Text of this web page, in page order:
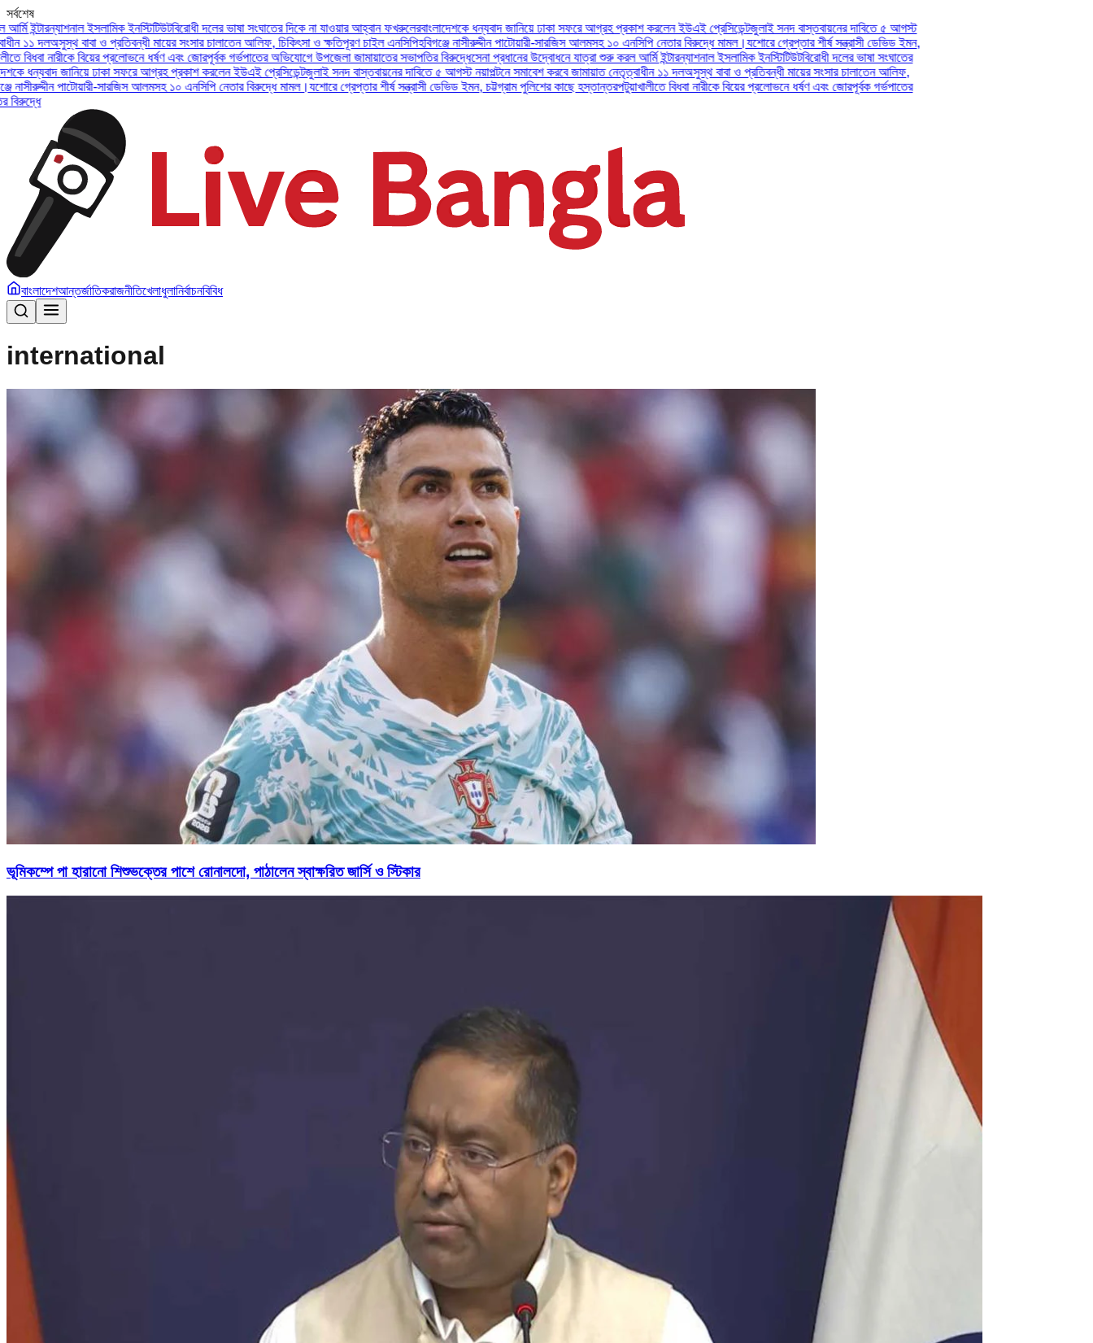
সর্বশেষ
ভাষা সংঘাতের দিকে না যাওয়ার আহ্বান ফখরুলেরবাংলাদেশকে ধন্যবাদ জানিয়ে ঢাকা সফরে আগ্রহ প্রকাশ করলেন ইউএই প্রেসিডেন্টজুলাই সনদ বাস্তবায়নের দাবিতে ৫ আগস্ট
আলিফ, চিকিৎসা ও ক্ষতিপূরণ চাইল এনসিপিহবিগঞ্জে নাসীরুদ্দীন পাটোয়ারী-সারজিস আলমসহ ১০ এনসিপি নেতার বিরুদ্ধে মামল।যশোরে গ্রেপ্তার শীর্ষ সন্ত্রাসী ডেভিড ইমন,
গর্ভপাতের অভিযোগে উপজেলা জামায়াতের সভাপতির বিরুদ্ধেসেনা প্রধানের উদ্বোধনে যাত্রা শুরু করল আর্মি ইন্টারন্যাশনাল ইসলামিক ইনস্টিটিউটবিরোধী দলের ভাষা সংঘাতের
ইউএই প্রেসিডেন্টজুলাই সনদ বাস্তবায়নের দাবিতে ৫ আগস্ট নয়াপল্টনে সমাবেশ করবে জামায়াত নেতৃত্বাধীন ১১ দলঅসুস্থ বাবা ও প্রতিবন্ধী মায়ের সংসার চালাতেন আলিফ,
বিরুদ্ধে মামল।যশোরে গ্রেপ্তার শীর্ষ সন্ত্রাসী ডেভিড ইমন, চট্টগ্রাম পুলিশের কাছে হস্তান্তরপটুয়াখালীতে বিধবা নারীকে বিয়ের প্রলোভনে ধর্ষণ এবং জোরপূর্বক গর্ভপাতের
বাংলাদেশআন্তর্জাতিকরাজনীতিখেলাধুলানির্বাচনবিবিধ
international
ভূমিকম্পে পা হারানো শিশুভক্তের পাশে রোনালদো, পাঠালেন স্বাক্ষরিত জার্সি ও স্টিকার